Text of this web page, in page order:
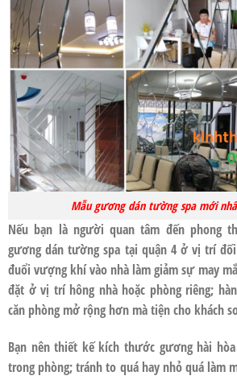
Mẫu gương dán tường spa mới
Nếu bạn là người quan tâm đến phong
gương dán tường spa tại quận 4ở vị trí đối
đuổi vượng khí vào nhà làm giảm sự may
đặt ở vị trí hông nhà hoặc phòng riêng;
căn phòng mở rộng hơn mà tiện cho khách
Bạn nên thiết kế kích thước gương hài
trong phòng; tránh to quá hay nhỏ quá làm